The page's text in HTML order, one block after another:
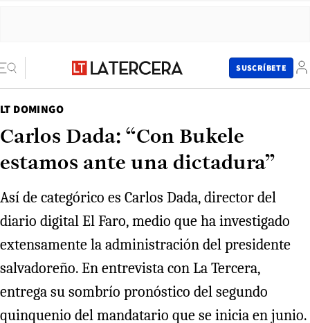
SUSCRÍBETE
LT DOMINGO
Carlos Dada: “Con Bukele
estamos ante una dictadura”
Así de categórico es Carlos Dada, director del
diario digital El Faro, medio que ha investigado
extensamente la administración del presidente
salvadoreño. En entrevista con La Tercera,
entrega su sombrío pronóstico del segundo
quinquenio del mandatario que se inicia en junio.